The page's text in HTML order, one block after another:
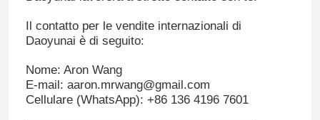
Il contatto per le vendite internazionali di
Daoyunai è di seguito:
Nome: Aron Wang
E-mail: aaron.mrwang@gmail.com
Cellulare (WhatsApp): +86 136 4196 7601